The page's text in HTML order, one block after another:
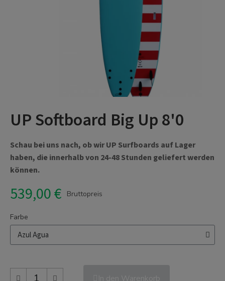
UP Softboard Big Up 8'0
Schau bei uns nach, ob wir UP Surfboards auf Lager
haben, die innerhalb von 24-48 Stunden geliefert werden
können.
539,00 € Bruttopreis
Farbe